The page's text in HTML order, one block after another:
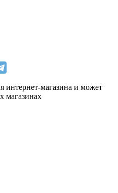
интернет-магазина и может
магазинах